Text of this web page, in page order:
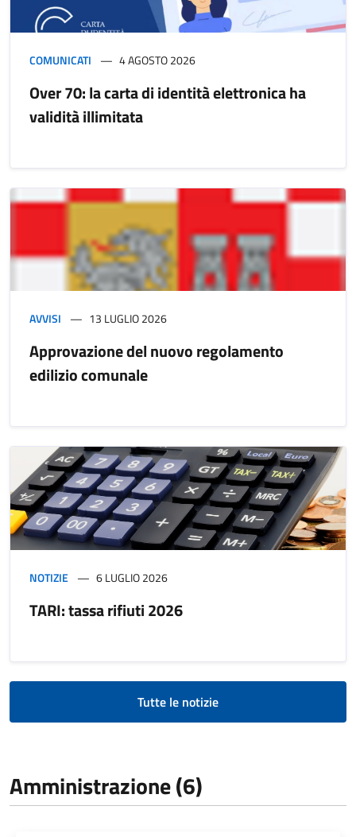
COMUNICATI 4 AGOSTO 2026
Over 70: la carta di identità elettronica ha
validità illimitata
AVVISI 13 LUGLIO 2026
Approvazione del nuovo regolamento
edilizio comunale
NOTIZIE 6 LUGLIO 2026
TARI: tassa rifiuti 2026
Tutte le notizie
Amministrazione (6)